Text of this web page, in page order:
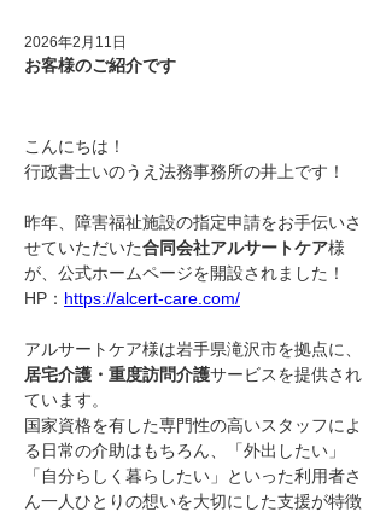
2026年2月11日
お客様のご紹介です
こんにちは！
行政書士いのうえ法務事務所の井上です！
昨年、障害福祉施設の指定申請をお手伝いさ
せていただいた合同会社アルサートケア様
が、公式ホームページを開設されました！
HP： https://alcert-care.com/
アルサートケア様は岩手県滝沢市を拠点に、
居宅介護・重度訪問介護サービスを提供され
ています。
国家資格を有した専門性の高いスタッフによ
る日常の介助はもちろん、「外出したい」
「自分らしく暮らしたい」といった利用者さ
ん一人ひとりの想いを大切にした支援が特徴